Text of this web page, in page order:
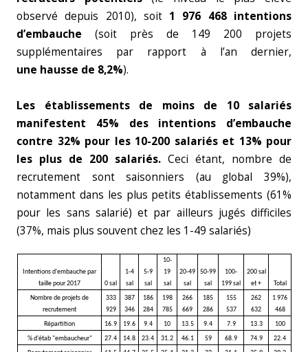
observé depuis 2010), soit 1 976 468 intentions
d’embauche (soit près de 149 200 projets
supplémentaires par rapport à l’an dernier,
une hausse de 8,2%).
Les établissements de moins de 10 salariés
manifestent 45% des intentions d’embauche
contre 32% pour les 10-200 salariés et 13% pour
les plus de 200 salariés. Ceci étant, nombre de
recrutement sont saisonniers (au global 39%),
notamment dans les plus petits établissements (61%
pour les sans salarié) et par ailleurs jugés difficiles
(37%, mais plus souvent chez les 1-49 salariés)
Intentions d'embauche par
taille pour 2017
0 sal
1-4
sal
5-9
sal
10-
19
sal
20-49
sal
50-99
sal
100-
199 sal
200 sal
et +
Total
Nombre de projets de
recrutement
333
929
387
346
186
284
198
785
266
669
185
286
155
537
262
632
1 976
468
Répartition
16.9 19.6 9.4 10 13.5 9.4 7.9 13.3
100
% d'étab "embaucheur"
27.4 14.8 23.4 31.2 46.1 59 68.9 74.9
22.4